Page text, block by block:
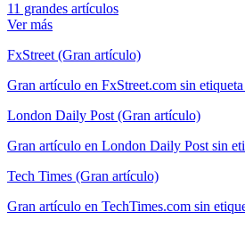
11 grandes artículos
Ver más
FxStreet (Gran artículo)
Gran artículo en FxStreet.com sin
London Daily Post (Gran artículo)
Gran artículo en London Daily Post sin
Tech Times (Gran artículo)
Gran artículo en TechTimes.com sin